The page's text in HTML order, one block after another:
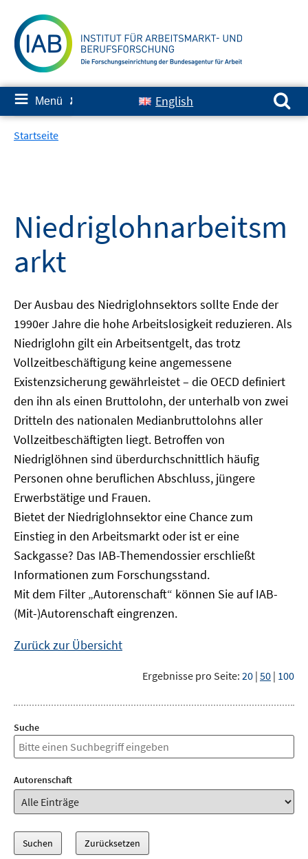
zum
Inhalt
≡ Menü ✘ English
Suchen nach:
Startseite
Niedriglohnarbeitsm
arkt
Der Ausbau des Niedriglohnsektors sollte Ende der
1990er Jahre die hohe Arbeitslosigkeit reduzieren. Als
Niedriglohn gilt ein Arbeitsentgelt, das trotz
Vollzeitbeschäftigung keine angemessene
Existenzsicherung gewährleistet – die OECD definiert
den ihn als einen Bruttolohn, der unterhalb von zwei
Dritteln des nationalen Medianbruttolohns aller
Vollzeitbeschäftigten liegt. Betroffen von
Niedriglöhnen sind überdurchschnittlich häufig
Personen ohne beruflichen Abschluss, jüngere
Erwerbstätige und Frauen.
Bietet der Niedriglohnsektor eine Chance zum
Einstieg in den Arbeitsmarkt oder ist er eine
Sackgasse? Das IAB-Themendossier erschließt
Informationen zum Forschungsstand.
Mit dem Filter „Autorenschaft“ können Sie auf IAB-
(Mit-)Autorenschaft eingrenzen.
Zurück zur Übersicht
Ergebnisse pro Seite: 20 | 50 | 100
Suche
Autorenschaft